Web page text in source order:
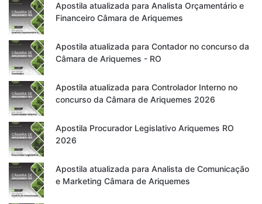
Apostila atualizada para Analista Orçamentário e
Financeiro Câmara de Ariquemes
Apostila atualizada para Contador no concurso da
Câmara de Ariquemes - RO
Apostila atualizada para Controlador Interno no
concurso da Câmara de Ariquemes 2026
Apostila Procurador Legislativo Ariquemes RO
2026
Apostila atualizada para Analista de Comunicação
e Marketing Câmara de Ariquemes